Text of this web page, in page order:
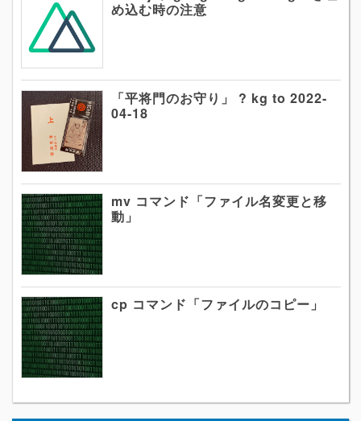
め込む時の注意
「平将門のお守り」 ? kg to 2022-
04-18
mv コマンド「ファイル名変更と移
動」
cp コマンド「ファイルのコピー」